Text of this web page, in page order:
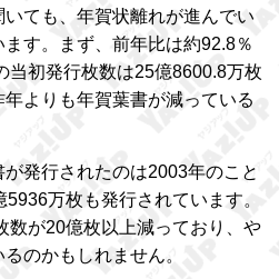
ても、年賀状離れが進んでい
す。まず、前年比は約92.8％
当初発行枚数は25億8600.8万枚
よりも年賀葉書が減っている
発行されたのは2003年のこと
万枚も発行されています。
数が20億枚以上減っており、や
のかもしれません。